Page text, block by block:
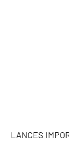
LANCES